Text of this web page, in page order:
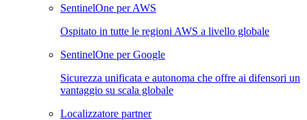
SentinelOne per AWS
Ospitato in tutte le regioni AWS a livello globale
SentinelOne per Google
Sicurezza unificata e autonoma che offre ai difensori un
vantaggio su scala globale
Localizzatore partner